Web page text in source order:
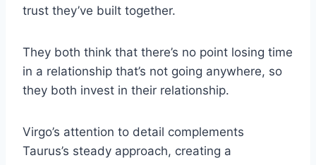
trust they’ve built together.
They both think that there’s no point losing time
in a relationship that’s not going anywhere, so
they both invest in their relationship.
Virgo’s attention to detail complements
Taurus’s steady approach, creating a